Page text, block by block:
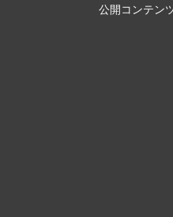
公開コンテン